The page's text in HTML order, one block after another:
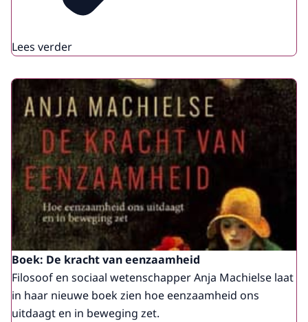
Lees verder
Boek: De kracht van eenzaamheid
Filosoof en sociaal wetenschapper Anja Machielse laat
in haar nieuwe boek zien hoe eenzaamheid ons
uitdaagt en in beweging zet.